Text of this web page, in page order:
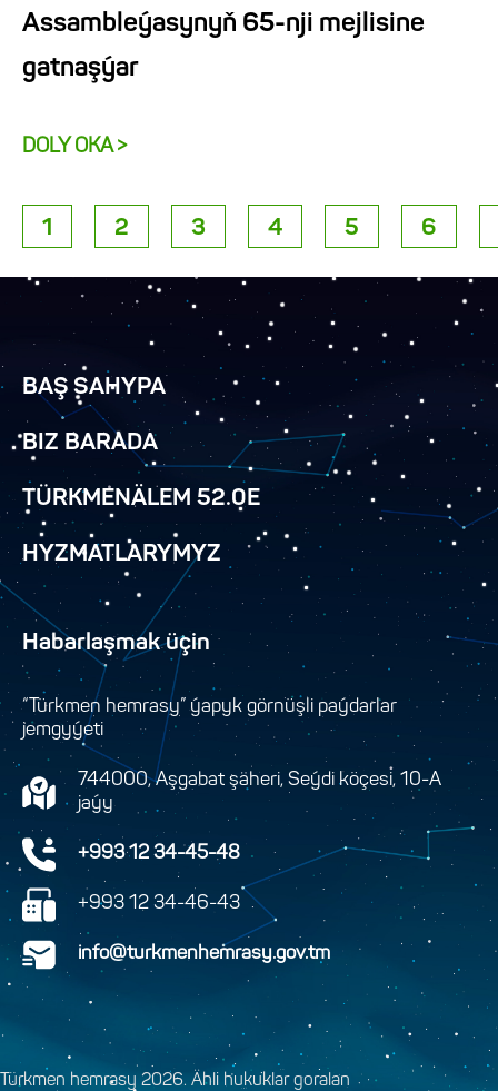
Assambleýasynyň 65-nji mejlisine
gatnaşýar
DOLY OKA >
1 2 3 4 5 6
BAŞ SAHYPA
BIZ BARADA
TÜRKMENÄLEM 52.0E
HYZMATLARYMYZ
Habarlaşmak üçin
“Türkmen hemrasy” ýapyk görnüşli paýdarlar
jemgyýeti
744000, Aşgabat şäheri, Seýdi köçesi, 10-A
jaýy
+993 12 34-45-48
+993 12 34-46-43
info@turkmenhemrasy.gov.tm
Türkmen hemrasy 2026. Ähli hukuklar goralan